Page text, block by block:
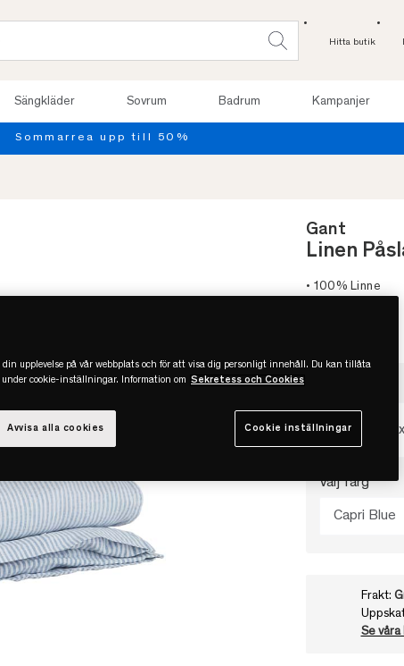
Hitta butik
Sängkläder Sovrum Badrum Kampanjer
Gant
Linen
• 100% Linne
Välj färg
Capri Blue
Frakt:
Se
upplevelse på vår webbplats och för att visa dig personligt innehåll. Du kan tillåta
cookie-inställningar. Information om Sekretess och Cookies
Cookie inställningar
Avvisa alla cookies